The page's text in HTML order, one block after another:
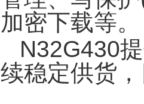
加密下载等。
N32G430
续稳定供货